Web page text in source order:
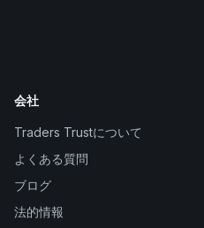
会社
Traders Trustについて
よくある質問
ブログ
法的情報